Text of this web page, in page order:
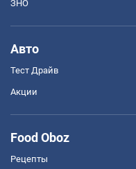
ЗНО
Авто
Тест Драйв
Акции
Food Oboz
Рецепты